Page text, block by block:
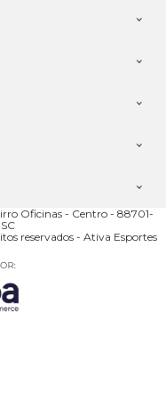
Oficinas - Centro - 88701-
reservados - Ativa Esportes